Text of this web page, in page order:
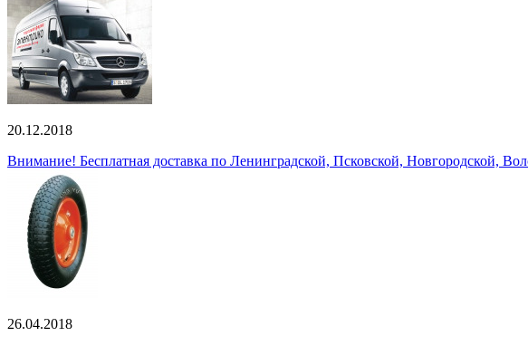
20.12.2018
Внимание! Бесплатная доставка по Ленинградской, Псковской, Новгородской,
26.04.2018